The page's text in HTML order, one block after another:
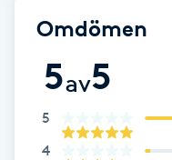
Damklippning
Dermapen
Omdömen
5av5
5
4